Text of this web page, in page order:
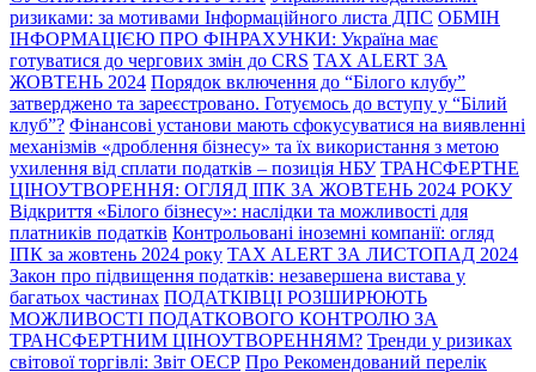
ризиками: за мотивами Інформаційного листа ДПС ОБМІН
ІНФОРМАЦІЄЮ ПРО ФІНРАХУНКИ: Україна має
готуватися до чергових змін до CRS TAX ALERT ЗА
ЖОВТЕНЬ 2024 Порядок включення до “Білого клубу”
затверджено та зареєстровано. Готуємось до вступу у “Білий
клуб”? Фінансові установи мають сфокусуватися на виявленні
механізмів «дроблення бізнесу» та їх використання з метою
ухилення від сплати податків – позиція НБУ ТРАНСФЕРТНЕ
ЦІНОУТВОРЕННЯ: ОГЛЯД ІПК ЗА ЖОВТЕНЬ 2024 РОКУ
Відкриття «Білого бізнесу»: наслідки та можливості для
платників податків Контрольовані іноземні компанії: огляд
ІПК за жовтень 2024 року TAX ALERT ЗА ЛИСТОПАД 2024
Закон про підвищення податків: незавершена вистава у
багатьох частинах ПОДАТКІВЦІ РОЗШИРЮЮТЬ
МОЖЛИВОСТІ ПОДАТКОВОГО КОНТРОЛЮ ЗА
ТРАНСФЕРТНИМ ЦІНОУТВОРЕННЯМ? Тренди у ризиках
світової торгівлі: Звіт ОЕСР Про Рекомендований перелік